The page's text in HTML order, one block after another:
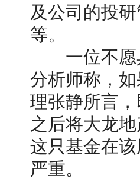
及公司的投
等。
一位不愿
分析师称，
理张静所言
之后将大龙
这只基金在
严重。